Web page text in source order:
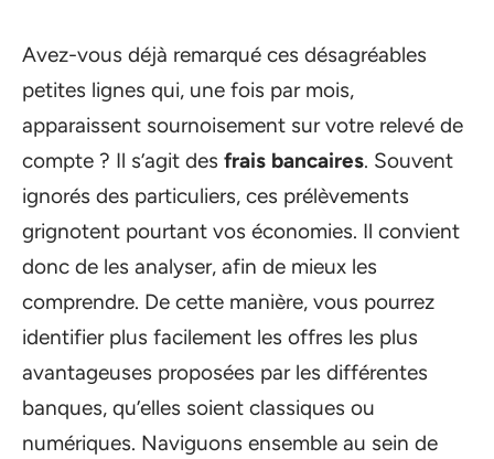
Avez-vous déjà remarqué ces désagréables
petites lignes qui, une fois par mois,
apparaissent sournoisement sur votre relevé de
compte ? Il s’agit des frais bancaires. Souvent
ignorés des particuliers, ces prélèvements
grignotent pourtant vos économies. Il convient
donc de les analyser, afin de mieux les
comprendre. De cette manière, vous pourrez
identifier plus facilement les offres les plus
avantageuses proposées par les différentes
banques, qu’elles soient classiques ou
numériques. Naviguons ensemble au sein de